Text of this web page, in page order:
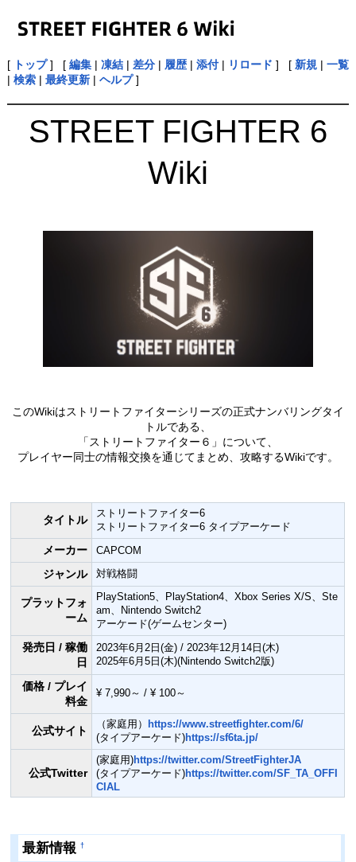
[ トップ] [ 編集| 凍結| 差分| 履歴| 添付| リロード ] [ 新規| 一覧
| 検索| 最終更新| ヘルプ]
STREET FIGHTER 6
Wiki
このWikiはストリートファイターシリーズの正式ナンバリングタイ
トルである、
「ストリートファイター６」について、
プレイヤー同士の情報交換を通じてまとめ、攻略するWikiです。
タイトル
ストリートファイター6
ストリートファイター6 タイプアーケード
メーカー CAPCOM
ジャンル 対戦格闘
プラットフォ
ーム
PlayStation5、PlayStation4、Xbox Series X/S、Ste
am、Nintendo Switch2
アーケード(ゲームセンター)
発売日 / 稼働
日
2023年6月2日(金) / 2023年12月14日(木)
2025年6月5日(木)(Nintendo Switch2版)
価格 / プレイ
料金
¥ 7,990～ / ¥ 100～
公式サイト
（家庭用） https://www.streetfighter.com/6/
(タイプアーケード)https://sf6ta.jp/
公式Twitter
(家庭用)https://twitter.com/StreetFighterJA
(タイプアーケード)https://twitter.com/SF_TA_OFFI
CIAL
最新情報 †